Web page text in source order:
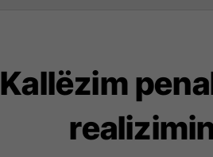
Kallëzim